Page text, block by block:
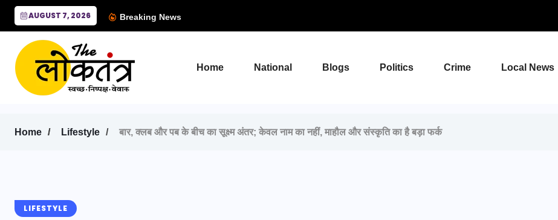
AUGUST 7, 2026 Breaking News
Home National Blogs Politics Crime Local News
Home Lifestyle बार, क्लब और पब के बीच का सूक्ष्म अंतर; केवल नाम का नहीं, माहौल और संस्कृति का है बड़ा फर्क
LIFESTYLE